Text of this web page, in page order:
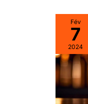
Fév
7
2024